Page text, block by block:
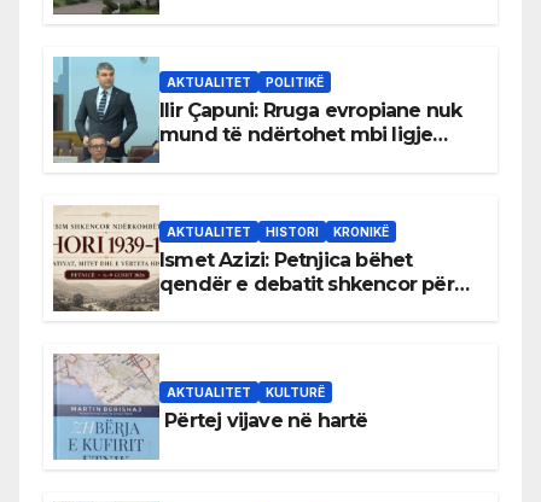
AKTUALITET POLITIKË
Ilir Çapuni: Rruga evropiane nuk
mund të ndërtohet mbi ligje
AKTUALITET HISTORI KRONIKË
Ismet Azizi: Petnjica bëhet
qendër e debatit shkencor për
AKTUALITET KULTURË
Përtej vijave në hartë